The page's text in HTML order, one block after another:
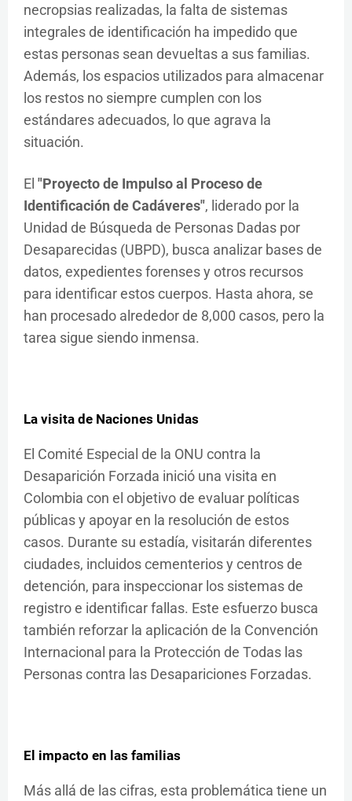
necropsias realizadas, la falta de sistemas
integrales de identificación ha impedido que
estas personas sean devueltas a sus familias.
Además, los espacios utilizados para almacenar
los restos no siempre cumplen con los
estándares adecuados, lo que agrava la
situación.
El "Proyecto de Impulso al Proceso de
Identificación de Cadáveres", liderado por la
Unidad de Búsqueda de Personas Dadas por
Desaparecidas (UBPD), busca analizar bases de
datos, expedientes forenses y otros recursos
para identificar estos cuerpos. Hasta ahora, se
han procesado alrededor de 8,000 casos, pero la
tarea sigue siendo inmensa.
La visita de Naciones Unidas
El Comité Especial de la ONU contra la
Desaparición Forzada inició una visita en
Colombia con el objetivo de evaluar políticas
públicas y apoyar en la resolución de estos
casos. Durante su estadía, visitarán diferentes
ciudades, incluidos cementerios y centros de
detención, para inspeccionar los sistemas de
registro e identificar fallas. Este esfuerzo busca
también reforzar la aplicación de la Convención
Internacional para la Protección de Todas las
Personas contra las Desapariciones Forzadas.
El impacto en las familias
Más allá de las cifras, esta problemática tiene un